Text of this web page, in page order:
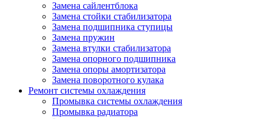
Замена сайлентблока
Замена стойки стабилизатора
Замена подшипника ступицы
Замена пружин
Замена втулки стабилизатора
Замена опорного подшипника
Замена опоры амортизатора
Замена поворотного кулака
Ремонт системы охлаждения
Промывка системы охлаждения
Промывка радиатора